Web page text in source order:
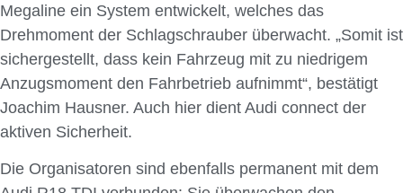
Megaline ein System entwickelt, welches das
Drehmoment der Schlagschrauber überwacht. „Somit ist
sichergestellt, dass kein Fahrzeug mit zu niedrigem
Anzugsmoment den Fahrbetrieb aufnimmt“, bestätigt
Joachim Hausner. Auch hier dient Audi connect der
aktiven Sicherheit.
Die Organisatoren sind ebenfalls permanent mit dem